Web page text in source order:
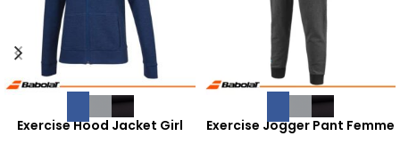
Exercise Hood Jacket Girl Exercise Jogger Pant Femme